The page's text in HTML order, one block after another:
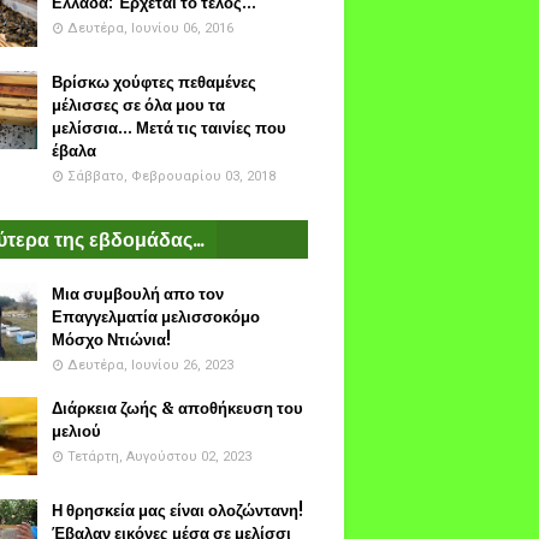
Δευτέρα, Ιουνίου 06, 2016
Βρίσκω χούφτες πεθαμένες
μέλισσες σε όλα μου τα
μελίσσια... Μετά τις ταινίες που
έβαλα
Σάββατο, Φεβρουαρίου 03, 2018
της εβδομάδας...
Μια συμβουλή απο τον
Επαγγελματία μελισσοκόμο
Μόσχο Ντιώνια!
Δευτέρα, Ιουνίου 26, 2023
Διάρκεια ζωής & αποθήκευση του
μελιού
Τετάρτη, Αυγούστου 02, 2023
Η θρησκεία μας είναι ολοζώντανη!
Έβαλαν εικόνες μέσα σε μελίσσι